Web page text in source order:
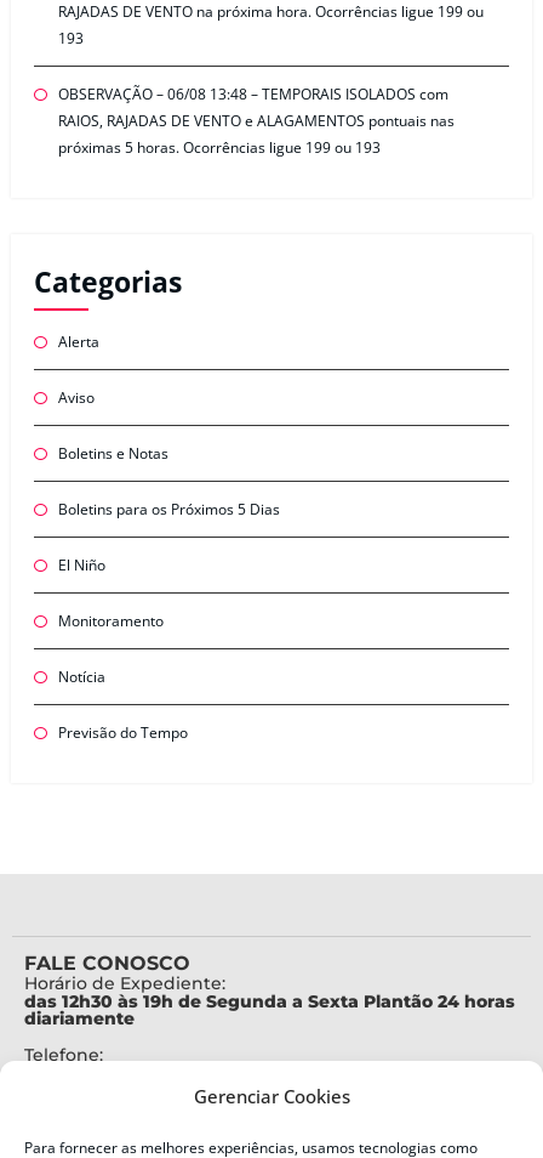
Gerenciar Cookies
Para fornecer as melhores experiências, usamos tecnologias como
RAJADAS DE VENTO na próxima hora. Ocorrências ligue 199 ou
193
OBSERVAÇÃO – 06/08 13:48 – TEMPORAIS ISOLADOS com
RAIOS, RAJADAS DE VENTO e ALAGAMENTOS pontuais nas
próximas 5 horas. Ocorrências ligue 199 ou 193
Categorias
Alerta
Aviso
Boletins e Notas
Boletins para os Próximos 5 Dias
El Niño
Monitoramento
Notícia
Previsão do Tempo
FALE CONOSCO
Horário de Expediente:
das 12h30 às 19h de Segunda a Sexta Plantão 24 horas
diariamente
Telefone: